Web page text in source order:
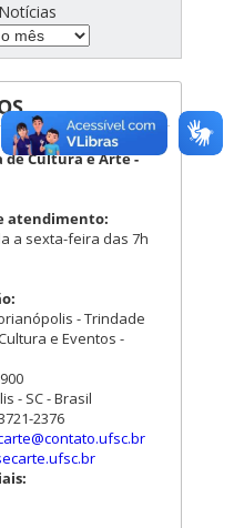
de Cultura e Arte -
atendimento:
a sexta-feira das 7h
- Trindade
e Eventos -
- SC - Brasil
2376